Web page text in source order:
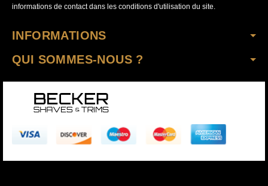
informations de contact dans les conditions d'utilisation du site.
INFORMATIONS
QUI SOMMES-NOUS ?